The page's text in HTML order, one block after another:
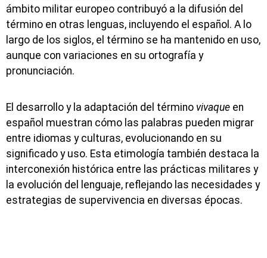
ámbito militar europeo contribuyó a la difusión del
término en otras lenguas, incluyendo el español. A lo
largo de los siglos, el término se ha mantenido en uso,
aunque con variaciones en su ortografía y
pronunciación.
El desarrollo y la adaptación del término vivaque en
español muestran cómo las palabras pueden migrar
entre idiomas y culturas, evolucionando en su
significado y uso. Esta etimología también destaca la
interconexión histórica entre las prácticas militares y
la evolución del lenguaje, reflejando las necesidades y
estrategias de supervivencia en diversas épocas.